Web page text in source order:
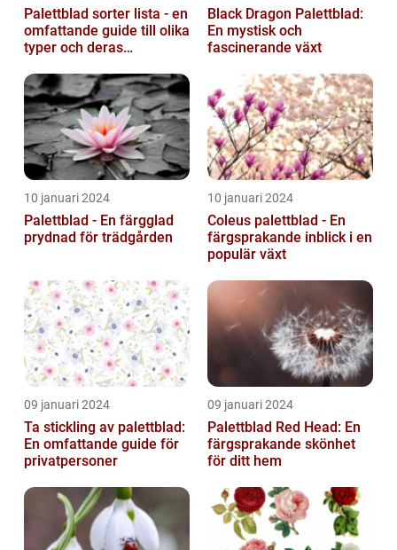
Palettblad sorter lista - en
omfattande guide till olika
typer och deras
Black Dragon Palettblad:
En mystisk och
fascinerande växt
10 januari 2024
Palettblad - En färgglad
prydnad för trädgården
10 januari 2024
Coleus palettblad - En
färgsprakande inblick i en
populär växt
09 januari 2024
Ta stickling av palettblad:
En omfattande guide för
privatpersoner
09 januari 2024
Palettblad Red Head: En
färgsprakande skönhet
för ditt hem